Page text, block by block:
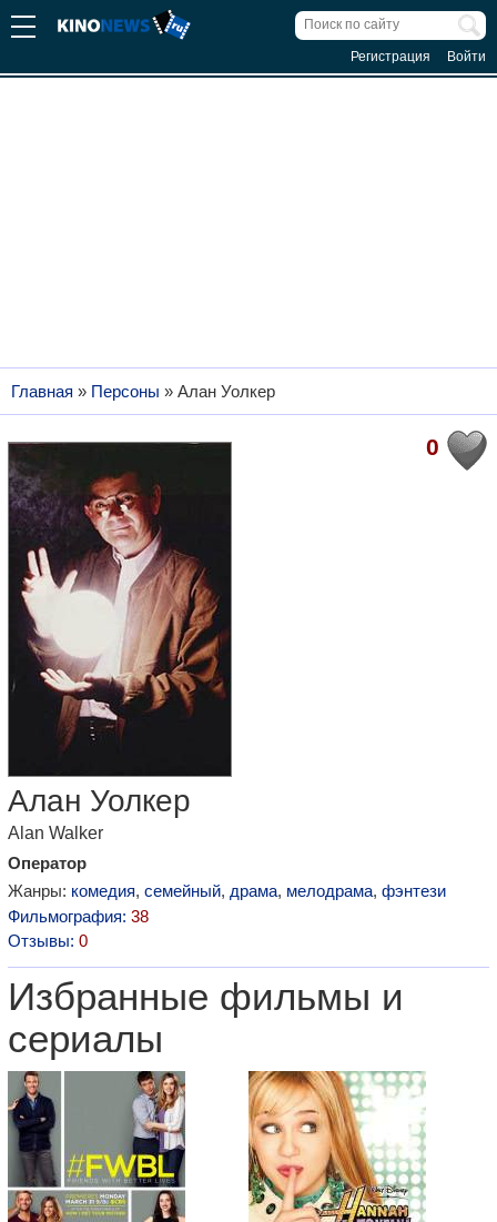
Регистрация Войти
Главная » Персоны » Алан Уолкер
0
Алан Уолкер
Alan Walker
Оператор
Жанры: комедия, семейный, драма, мелодрама, фэнтези
Фильмография: 38
Отзывы: 0
Избранные фильмы и
сериалы